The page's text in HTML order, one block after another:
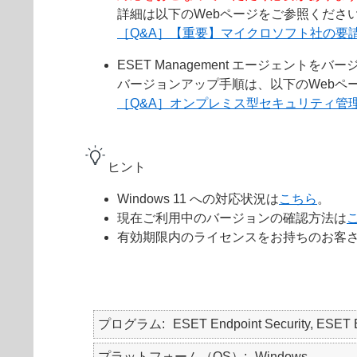
詳細は以下のWebページをご参照くださ
［Q&A］【重要】マイクロソフト社の
ESET Management エージェントをバー
バージョンアップ手順は、以下のWebペ
［Q&A］オンプレミス型セキュリティ
ヒント
Windows 11 への対応状況はこちら 。
現在ご利用中のバージョンの確認方法は
有効期限内のライセンスをお持ちのお客
プログラム ESET Endpoint Security, ESET